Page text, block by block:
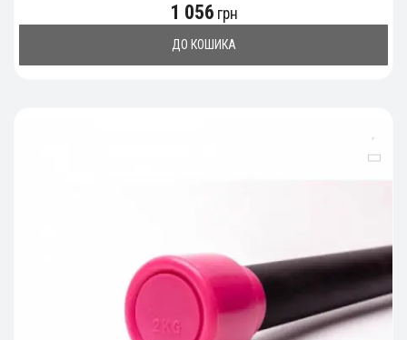
1 056 грн
ДО КОШИКА